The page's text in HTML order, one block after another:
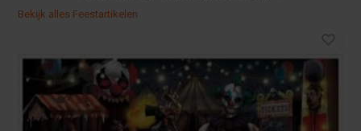
Bekijk alles Feestartikelen